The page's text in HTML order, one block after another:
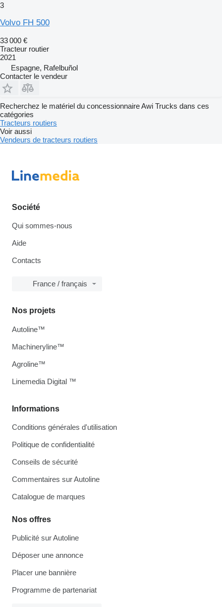
3
Volvo FH 500
33 000 €
Tracteur routier
2021
Espagne, Rafelbuñol
Contacter le vendeur
Recherchez le matériel du concessionnaire Awi Trucks dans ces
catégories
Tracteurs routiers
Voir aussi
Vendeurs de tracteurs routiers
Société
Qui sommes-nous
Aide
Contacts
France / français
Informations
Conditions générales d'utilisation
Politique de confidentialité
Conseils de sécurité
Commentaires sur Autoline
Catalogue de marques
Nos offres
Publicité sur Autoline
Déposer une annonce
Placer une bannière
Programme de partenariat
Nos projets
Autoline™
Machineryline™
Agroline™
Linemedia Digital ™